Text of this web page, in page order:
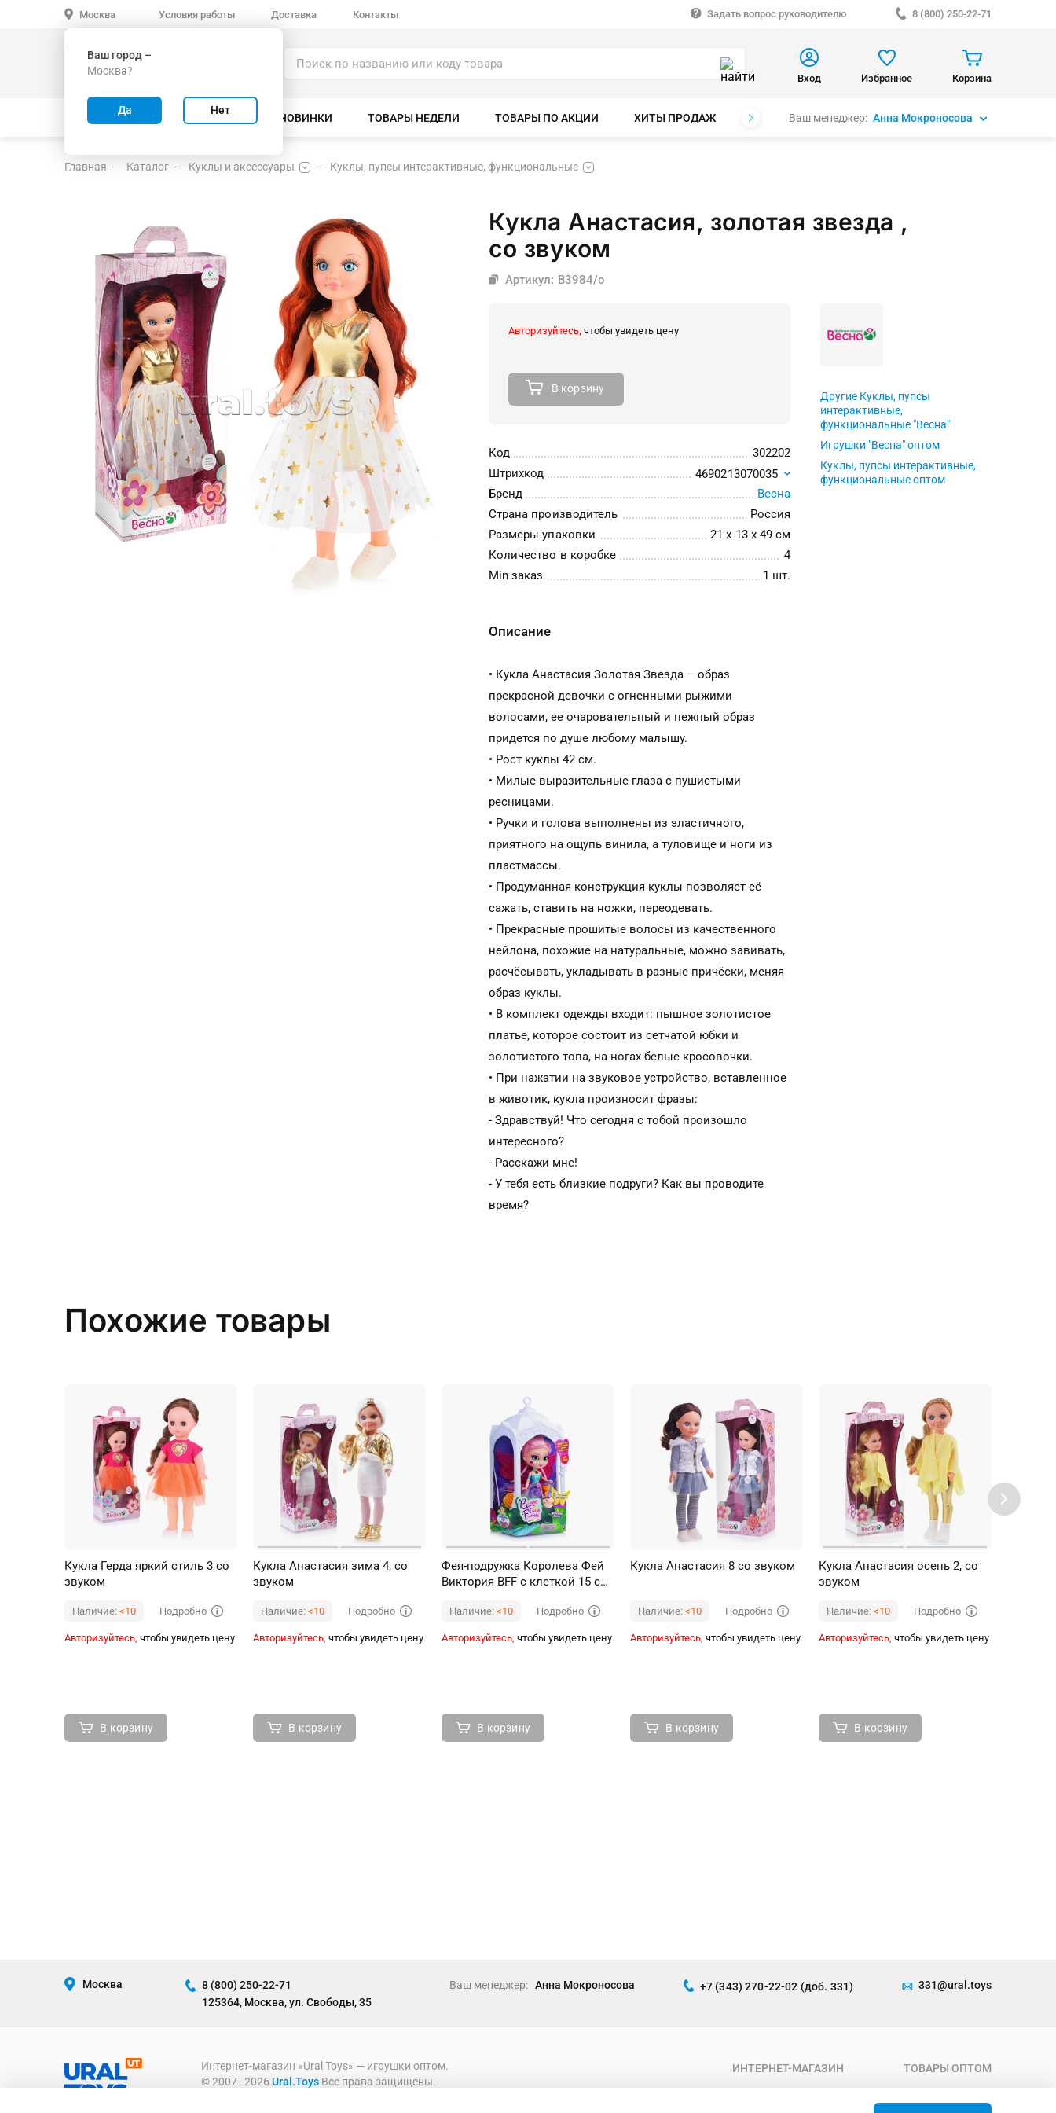
Москва
Ваш город –
Москва?
Да Нет
Условия работы Доставка Контакты Задать вопрос руководителю 8 (800) 250-22-71
Вход Избранное Корзина
ВСЕ ТОВАРЫ ВЕЛОСИПЕДЫ НОВИНКИ ТОВАРЫ НЕДЕЛИ ТОВАРЫ ПО АКЦИИ ХИТЫ ПРОДАЖ БРЕНДЫВаш менеджер: Анна Мокроносова
Главная Каталог Куклы и аксессуары Куклы, пупсы интерактивные, функциональные
Кукла Анастасия, золотая звезда ,
со звуком
Артикул: В3984/о
Авторизуйтесь, чтобы увидеть цену
В корзину
Код
302202
Штрихкод
4690213070035
Бренд
Весна
Страна производитель
Россия
Размеры упаковки
21 x 13 x 49 см
Количество в коробке
4
Min заказ
1 шт.
Описание
• Кукла Анастасия Золотая Звезда – образ
прекрасной девочки с огненными рыжими
волосами, ее очаровательный и нежный образ
придется по душе любому малышу.
• Рост куклы 42 см.
• Милые выразительные глаза с пушистыми
ресницами.
• Ручки и голова выполнены из эластичного,
приятного на ощупь винила, а туловище и ноги из
пластмассы.
• Продуманная конструкция куклы позволяет её
сажать, ставить на ножки, переодевать.
• Прекрасные прошитые волосы из качественного
нейлона, похожие на натуральные, можно завивать,
расчёсывать, укладывать в разные причёски, меняя
образ куклы.
• В комплект одежды входит: пышное золотистое
платье, которое состоит из сетчатой юбки и
золотистого топа, на ногах белые кросовочки.
• При нажатии на звуковое устройство, вставленное
в животик, кукла произносит фразы:
- Здравствуй! Что сегодня с тобой произошло
интересного?
- Расскажи мне!
- У тебя есть близкие подруги? Как вы проводите
время?
- Мы можем сфотографироваться вместе с твоими
подругами или с моими подругами-куклами.
- Правда, очень интересно?
- Это замечательное хобби!
• Соответствует Техническому регламенту
Таможенного Союза о безопасности игрушки.
• Для детей от 3-х лет.
Другие Куклы, пупсы
интерактивные,
функциональные "Весна"
Игрушки "Весна" оптом
Куклы, пупсы интерактивные,
функциональные оптом
Похожие товары
Кукла Герда яркий стиль 3 со
звуком
Наличие: <10 Подробно
Авторизуйтесь, чтобы увидеть цену
В корзину
Кукла Анастасия зима 4, со
звуком
Наличие: <10 Подробно
Авторизуйтесь, чтобы увидеть цену
В корзину
Фея-подружка Королева Фей
Виктория BFF с клеткой 15 см,
27х15х13
Наличие: <10 Подробно
Авторизуйтесь, чтобы увидеть цену
В корзину
Кукла Анастасия 8 со звуком
Наличие: <10 Подробно
Авторизуйтесь, чтобы увидеть цену
В корзину
Кукла Анастасия осень 2, со
звуком
Наличие: <10 Подробно
Авторизуйтесь, чтобы увидеть цену
В корзину
Москва
8 (800) 250-22-71
125364, Москва, ул. Свободы, 35
Ваш менеджер: Анна Мокроносова +7 (343) 270-22-02 (доб. 331) 331@ural.toys
Интернет-магазин «Ural Toys» ― игрушки оптом.
© 2007–2026 Ural.Toys Все права защищены.
ИНТЕРНЕТ-МАГАЗИН
ТОВАРЫ ОПТОМ